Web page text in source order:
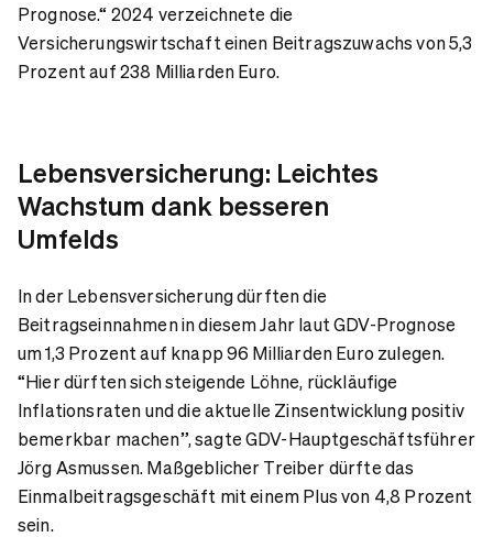
Prognose.“ 2024 verzeichnete die
Versicherungswirtschaft einen Beitragszuwachs von 5,3
Prozent auf 238 Milliarden Euro.
Lebensversicherung: Leichtes
Wachstum dank besseren
Umfelds
In der Lebensversicherung dürften die
Beitragseinnahmen in diesem Jahr laut GDV-Prognose
um 1,3 Prozent auf knapp 96 Milliarden Euro zulegen.
“Hier dürften sich steigende Löhne, rückläufige
Inflationsraten und die aktuelle Zinsentwicklung positiv
bemerkbar machen”, sagte GDV-Hauptgeschäftsführer
Jörg Asmussen. Maßgeblicher Treiber dürfte das
Einmalbeitragsgeschäft mit einem Plus von 4,8 Prozent
sein.